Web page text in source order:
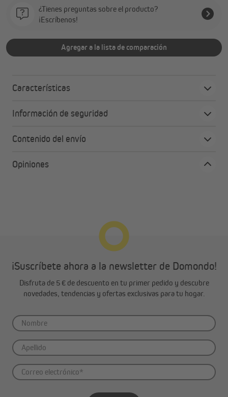
¿Tienes preguntas sobre el producto?
¡Escríbenos!
Agregar a la lista de comparación
Características
Información de seguridad
Contenido del envío
Opiniones
¡Suscríbete ahora a la newsletter de Domondo!
Disfruta de 5 € de descuento en tu primer pedido y descubre
novedades, tendencias y ofertas exclusivas para tu hogar.